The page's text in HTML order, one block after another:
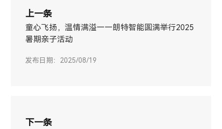
上一条
童心飞扬，温情满溢——朗特智能圆满举行2025
暑期亲子活动
发布日期：2025/08/19
下一条